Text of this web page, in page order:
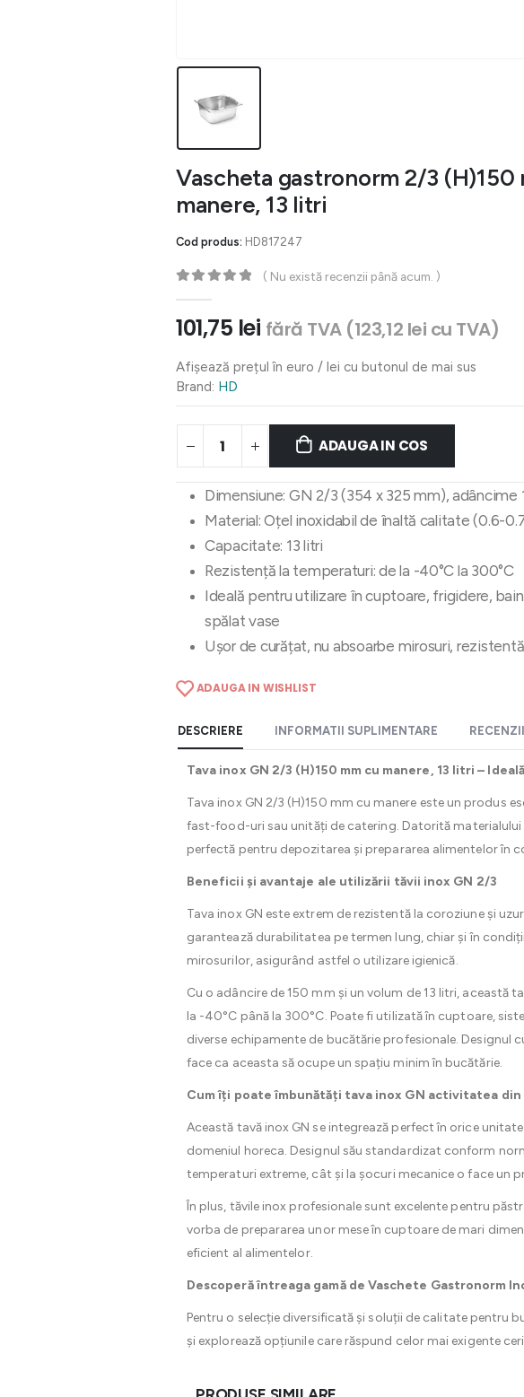
Vascheta gastronorm 2/3 (H)150
manere, 13 litri
Cod produs: HD817247
( Nu există recenzii până acum. )
101,75 lei fără TVA (123,12 lei cu TVA)
Afișează prețul în euro / lei cu butonul de mai sus
Brand: HD
ADAUGA IN COS
Dimensiune: GN 2/3 (354 x 325 mm), adâncime
Material: Oțel inoxidabil de înaltă calitate (0.6-
Capacitate: 13 litri
Rezistență la temperaturi: de la -40°C la 300°C
Ideală pentru utilizare în cuptoare, frigidere,
spălat vase
Ușor de curățat, nu absoarbe mirosuri,
ADAUGA IN WISHLIST
DESCRIERE INFORMATII SUPLIMENTARE
Tava inox GN 2/3 (H)150 mm cu manere, 13 litri –
Tava inox GN 2/3 (H)150 mm cu manere este un produs
fast-food-uri sau unități de catering. Datorită
perfectă pentru depozitarea și prepararea alimentelor în
Beneficii și avantaje ale utilizării tăvii inox GN 2/3
Tava inox GN este extrem de rezistentă la coroziune și
garantează durabilitatea pe termen lung, chiar și în
mirosurilor, asigurând astfel o utilizare igienică.
Cu o adâncire de 150 mm și un volum de 13 litri,
la -40°C până la 300°C. Poate fi utilizată în cuptoare,
diverse echipamente de bucătărie profesionale.
face ca aceasta să ocupe un spațiu minim în bucătărie.
Cum îți poate îmbunătăți tava inox GN activitatea din
Această tavă inox GN se integrează perfect în orice
domeniul horeca. Designul său standardizat conform
temperaturi extreme, cât și la șocuri mecanice o face un
În plus, tăvile inox profesionale sunt excelente pentru
vorba de prepararea unor mese în cuptoare de mari
eficient al alimentelor.
Descoperă întreaga gamă de Vaschete Gastronorm
Pentru o selecție diversificată și soluții de calitate pentru
și explorează opțiunile care răspund celor mai exigente